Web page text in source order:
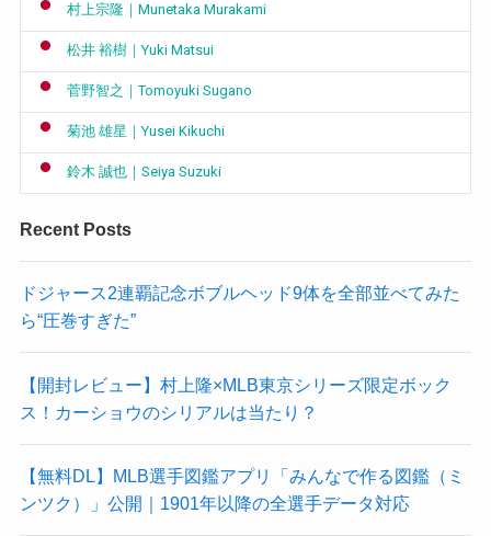
村上宗隆｜Munetaka Murakami
松井 裕樹｜Yuki Matsui
菅野智之｜Tomoyuki Sugano
菊池 雄星｜Yusei Kikuchi
鈴木 誠也｜Seiya Suzuki
Recent Posts
ドジャース2連覇記念ボブルヘッド9体を全部並べてみた
ら“圧巻すぎた”
【開封レビュー】村上隆×MLB東京シリーズ限定ボック
ス！カーショウのシリアルは当たり？
【無料DL】MLB選手図鑑アプリ「みんなで作る図鑑（ミ
ンツク）」公開｜1901年以降の全選手データ対応